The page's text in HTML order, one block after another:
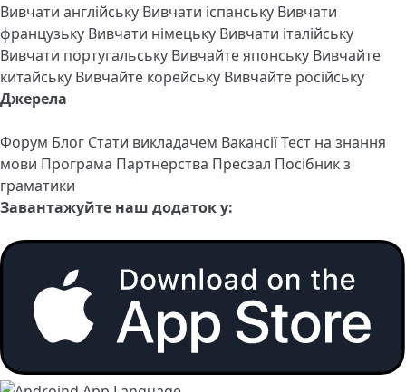
Вивчати англійську Вивчати іспанську Вивчати
французьку Вивчати німецьку Вивчати італійську
Вивчати португальську Вивчайте японську Вивчайте
китайську Вивчайте корейську Вивчайте російську
Джерела
Форум Блог Стати викладачем ВакансіїТест на знання
мови Програма Партнерства Пресзал Посібник з
граматики
Завантажуйте наш додаток у: